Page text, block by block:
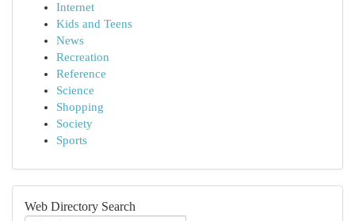
Internet
Kids and Teens
News
Recreation
Reference
Science
Shopping
Society
Sports
Web Directory Search